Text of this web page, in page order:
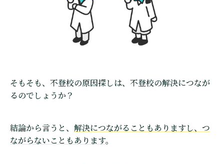
そもそも、不登校の原因探しは、不登校の解決につなが
るのでしょうか？
結論から言うと、 解決につながることもありますし、つ
ながらないこともあります。